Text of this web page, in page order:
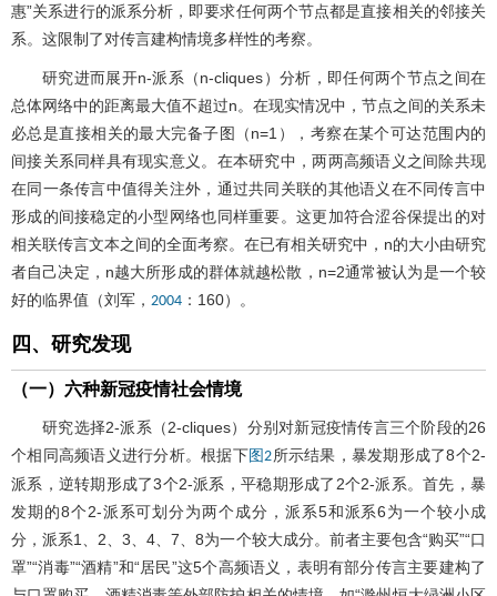
惠”关系进行的派系分析，即要求任何两个节点都是直接相关的邻接关
系。这限制了对传言建构情境多样性的考察。
研究进而展开n-派系（n-cliques）分析，即任何两个节点之间在
总体网络中的距离最大值不超过n。在现实情况中，节点之间的关系未
必总是直接相关的最大完备子图（n=1），考察在某个可达范围内的
间接关系同样具有现实意义。在本研究中，两两高频语义之间除共现
在同一条传言中值得关注外，通过共同关联的其他语义在不同传言中
形成的间接稳定的小型网络也同样重要。这更加符合涩谷保提出的对
相关联传言文本之间的全面考察。在已有相关研究中，n的大小由研究
者自己决定，n越大所形成的群体就越松散，n=2通常被认为是一个较
好的临界值（刘军， 2004 ：160）。
四、研究发现
（一）六种新冠疫情社会情境
研究选择2-派系（2-cliques）分别对新冠疫情传言三个阶段的26
个相同高频语义进行分析。根据下图2所示结果，暴发期形成了8个2-
派系，逆转期形成了3个2-派系，平稳期形成了2个2-派系。首先，暴
发期的8个2-派系可划分为两个成分，派系5和派系6为一个较小成
分，派系1、2、3、4、7、8为一个较大成分。前者主要包含“购买”“口
罩”“消毒”“酒精”和“居民”这5个高频语义，表明有部分传言主要建构了